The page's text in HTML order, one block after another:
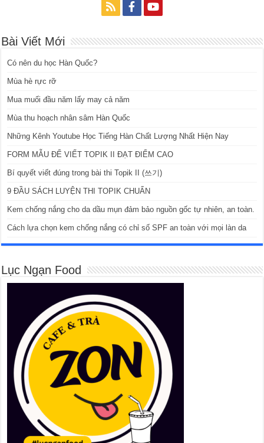
Bài Viết Mới
Có nên du học Hàn Quốc?
Mùa hè rực rỡ
Mua muối đầu năm lấy may cả năm
Mùa thu hoạch nhân sâm Hàn Quốc
Những Kênh Youtube Học Tiếng Hàn Chất Lượng Nhất Hiện Nay
FORM MẪU ĐỂ VIẾT TOPIK II ĐẠT ĐIỂM CAO
Bí quyết viết đúng trong bài thi Topik II (쓰기)
9 ĐẦU SÁCH LUYỆN THI TOPIK CHUẨN
Kem chống nắng cho da dầu mụn đảm bảo nguồn gốc tự nhiên, an toàn.
Cách lựa chọn kem chống nắng có chỉ số SPF an toàn với mọi làn da
Lục Ngạn Food